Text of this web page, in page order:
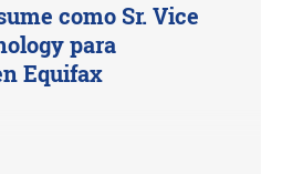
como Sr. Vice
para
Equifax